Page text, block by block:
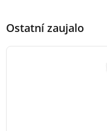
Ostatní zaujalo